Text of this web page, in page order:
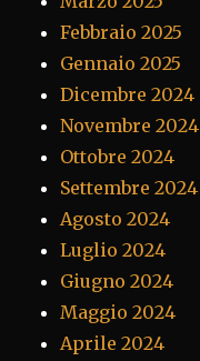
Febbraio 2025
Gennaio 2025
Dicembre 2024
Novembre 2024
Ottobre 2024
Settembre 2024
Agosto 2024
Luglio 2024
Giugno 2024
Maggio 2024
Aprile 2024